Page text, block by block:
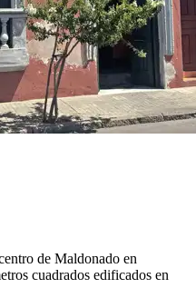
de Maldonado en
cuadrados edificados en